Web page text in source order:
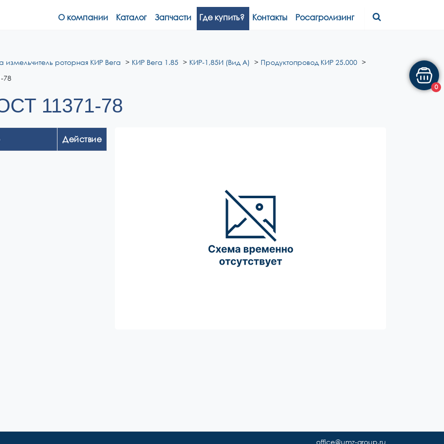
О компании Каталог Запчасти Где купить? Контакты Росагролизинг
измельчитель роторная КИР Вега КИР Вега 1.85 КИР-1,85И (Вид А)
Продуктопровод КИР 25.000
78
11371-78
Действие
office@umz-group.ru
0